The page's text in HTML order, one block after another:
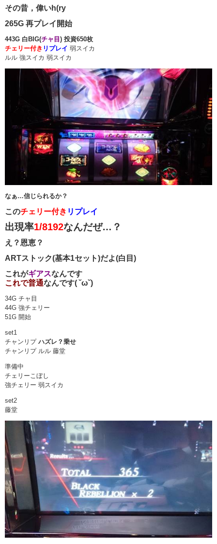
その昔，偉いh(ry
265G 再プレイ開始
443G 白BIG(チャ目 ) 投資650枚
チェリー付き リプレイ 弱スイカ
ルル 強スイカ 弱スイカ
なぁ…信じられるか？
このチェリー付き リプレイ
出現率1/8192なんだぜ…？
え？恩恵？
ARTストック(基本1セット)だよ(白目)
これがギアスなんです
これで普通なんです( ˘ω˘)
34G チャ目
44G 強チェリー
51G 開始
set1
チャンリプ ハズレ？乗せ
チャンリプ ルル 藤堂
準備中
チェリーこぼし
強チェリー 弱スイカ
set2
藤堂